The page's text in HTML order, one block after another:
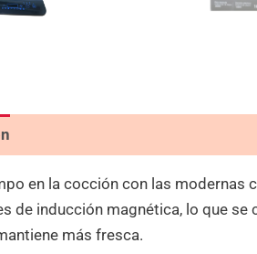
en la cocción con las modernas
de inducción magnética, lo que
más fresca.